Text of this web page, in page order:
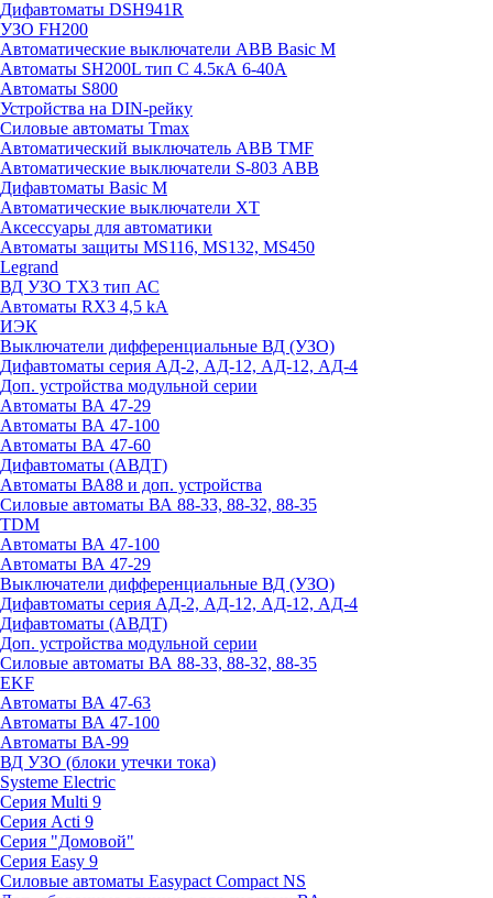
Дифавтоматы DSH941R
УЗО FH200
Автоматические выключатели ABB Basic M
Автоматы SH200L тип С 4.5кА 6-40А
Автоматы S800
Устройства на DIN-рейку
Силовые автоматы Tmax
Автоматический выключатель ABB TMF
Автоматические выключатели S-803 АВВ
Дифавтоматы Basic M
Автоматические выключатели XT
Аксессуары для автоматики
Автоматы защиты MS116, MS132, MS450
Legrand
ВД УЗО TX3 тип АС
Автоматы RX3 4,5 kA
ИЭК
Выключатели дифференциальные ВД (УЗО)
Дифавтоматы серия АД-2, АД-12, АД-12, АД-4
Доп. устройства модульной серии
Автоматы ВА 47-29
Автоматы ВА 47-100
Автоматы ВА 47-60
Дифавтоматы (АВДТ)
Автоматы ВА88 и доп. устройства
Силовые автоматы ВА 88-33, 88-32, 88-35
TDM
Автоматы ВА 47-100
Автоматы ВА 47-29
Выключатели дифференциальные ВД (УЗО)
Дифавтоматы серия АД-2, АД-12, АД-12, АД-4
Дифавтоматы (АВДТ)
Доп. устройства модульной серии
Силовые автоматы ВА 88-33, 88-32, 88-35
EKF
Автоматы ВА 47-63
Автоматы ВА 47-100
Автоматы ВА-99
ВД УЗО (блоки утечки тока)
Systeme Electric
Серия Multi 9
Серия Acti 9
Серия "Домовой"
Серия Easy 9
Силовые автоматы Easypact Compact NS